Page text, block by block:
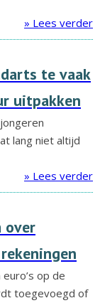
» Lees verder
te vaak
uitpakken
lang niet altijd
» Lees verder
over
op de
toegevoegd of